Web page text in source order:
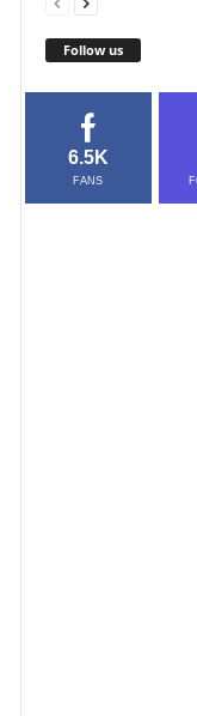
Follow us
6.5K
FANS